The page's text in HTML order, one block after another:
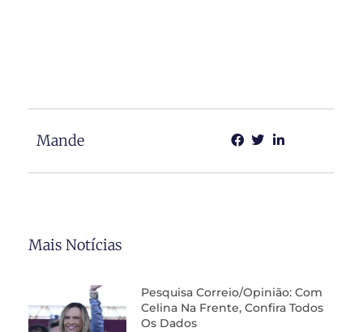
Mande
Mais Notícias
Pesquisa Correio/Opinião: Com
Celina Na Frente, Confira Todos
Os Dados